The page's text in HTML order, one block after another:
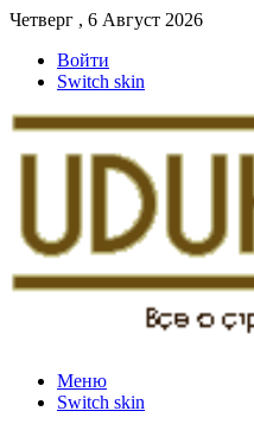
Четверг , 6 Август 2026
Войти
Switch skin
Меню
Switch skin